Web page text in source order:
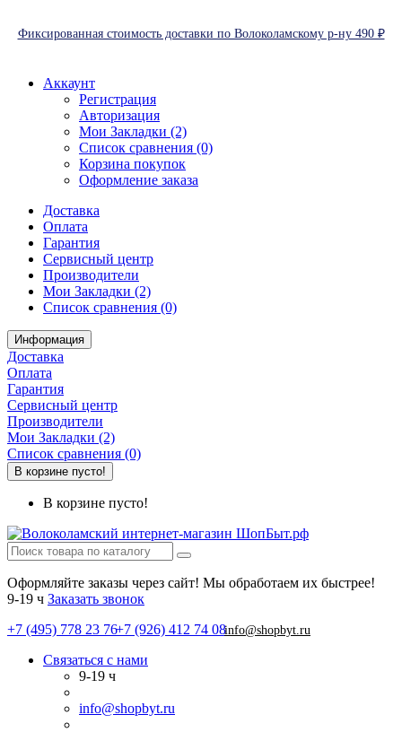
Фиксированная стоимость доставки по Волоколамскому р-ну 490 ₽
Аккаунт
Регистрация
Авторизация
Мои Закладки (2)
Список сравнения (0)
Корзина покупок
Оформление заказа
Доставка
Оплата
Гарантия
Сервисный центр
Производители
Мои Закладки (2)
Список сравнения (0)
Информация
Доставка
Оплата
Гарантия
Сервисный центр
Производители
Мои Закладки (2)
Список сравнения (0)
В корзине пусто!
В корзине пусто!
Оформляйте заказы через сайт! Мы обработаем их быстрее!
9-19 ч Заказать звонок
+7 (495) 778 23 76+7 (926) 412 74 08info@shopbyt.ru
Связаться с нами
9-19 ч
info@shopbyt.ru